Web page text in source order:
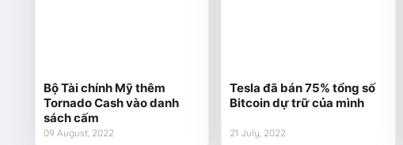
Bộ Tài chính Mỹ thêm
Tornado Cash vào danh
sách cấm
09 August, 2022
Tesla đã bán 75% tổng số
Bitcoin dự trữ của mình
21 July, 2022